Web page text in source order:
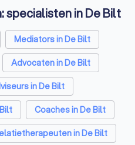
specialisten in De Bilt
Mediators in De Bilt
Advocaten in De Bilt
in De Bilt
Coaches in De Bilt
in De Bilt